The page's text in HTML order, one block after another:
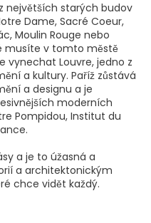
největších starých budov
Dame, Sacré Coeur,
Moulin Rouge nebo
musíte v tomto městě
vynechat Louvre, jedno z
a kultury. Paříž zůstává
a designu a je
moderních
Pompidou, Institut du
a je to úžasná a
a architektonickým
chce vidět každý.